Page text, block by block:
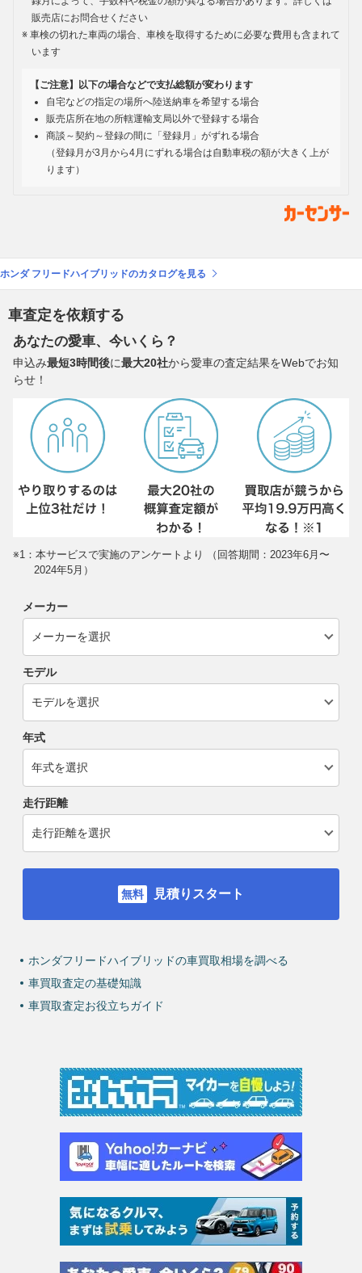
販売店にお問合せください
車検の切れた車両の場合、車検を取得するために必要な費用も含まれて
います
【ご注意】以下の場合などで支払総額が変わります
自宅などの指定の場所へ陸送納車を希望する場合
販売店所在地の所轄運輸支局以外で登録する場合
商談～契約～登録の間に「登録月」がずれる場合
（登録月が3月から4月にずれる場合は自動車税の額が大きく上が
ります）
ホンダ フリードハイブリッドのカタログを見る
車査定を依頼する
あなたの愛車、今いくら？
申込み最短3時間後に最大20社から愛車の査定結果をWebでお知
らせ！
※1：本サービスで実施のアンケートより （回答期間：2023年6月〜
2024年5月）
メーカー
モデル
年式
走行距離
見積りスタート
ホンダフリードハイブリッドの車買取相場を調べる
車買取査定の基礎知識
車買取査定お役立ちガイド